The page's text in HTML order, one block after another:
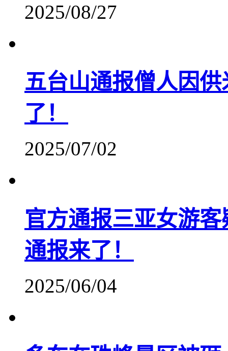
2025/08/27
五台山通报僧人因
了！
2025/07/02
官方通报三亚女游
通报来了！
2025/06/04